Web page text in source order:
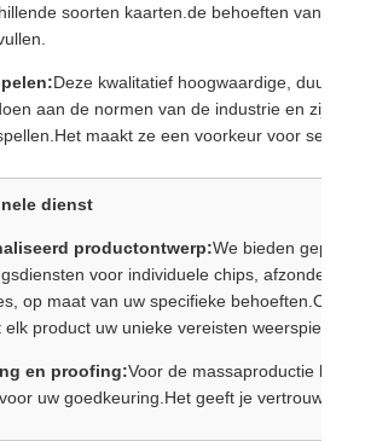
soorten kaarten.de behoeften van
Deze kwalitatief hoogwaardige,
aan de normen van de industrie en zijn
maakt ze een voorkeur voor
dienst
productontwerp:We bieden
voor individuele chips,
op maat van uw specifieke behoeften.Ons
elk product uw unieke vereisten weerspiegelt,
en proofing:Voor de massaproductie
uw goedkeuring.Het geeft je vertrouwen